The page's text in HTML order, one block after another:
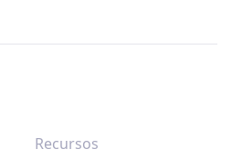
Recursos